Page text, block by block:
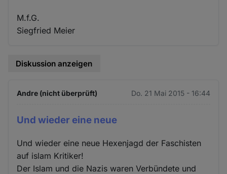
M.f.G.
Siegfried Meier
Diskussion anzeigen
Andre (nicht überprüft) Do. 21 Mai 2015 - 16:44
Und wieder eine neue
Und wieder eine neue Hexenjagd der Faschisten
auf islam Kritiker!
Der Islam und die Nazis waren Verbündete und